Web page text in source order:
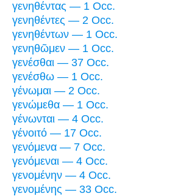
γενηθέντας — 1 Occ.
γενηθέντες — 2 Occ.
γενηθέντων — 1 Occ.
γενηθῶμεν — 1 Occ.
γενέσθαι — 37 Occ.
γενέσθω — 1 Occ.
γένωμαι — 2 Occ.
γενώμεθα — 1 Occ.
γένωνται — 4 Occ.
γένοιτό — 17 Occ.
γενόμενα — 7 Occ.
γενόμεναι — 4 Occ.
γενομένην — 4 Occ.
γενομένης — 33 Occ.